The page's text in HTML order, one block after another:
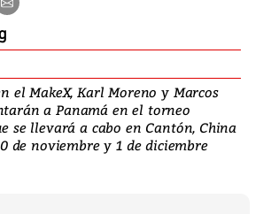
el MakeX, Karl Moreno y Marcos
a Panamá en el torneo
se llevará a cabo en Cantón, China
de noviembre y 1 de diciembre